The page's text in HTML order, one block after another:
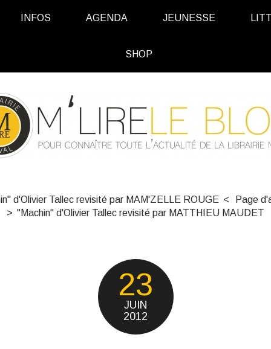
INFOS AGENDA JEUNESSE
SHOP
d'Olivier Tallec revisité par MAM'ZELLE ROUGE
Page
"Machin" d'Olivier Tallec revisité par MATTHIEU MAUDET
23
JUIN
2012